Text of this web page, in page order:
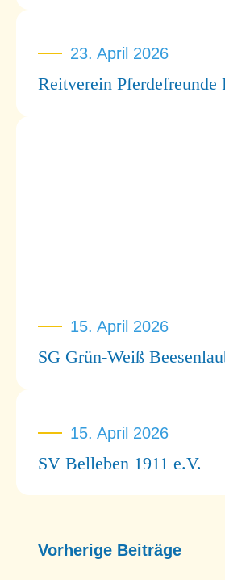
23. April 2026
Reitverein Pferdefreunde
15. April 2026
SG Grün-Weiß
15. April 2026
SV Belleben 1911 e.V.
Vorherige Beiträge